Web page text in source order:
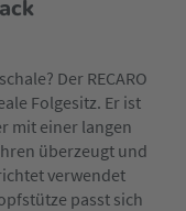
Der RECARO
Folgesitz. Er ist
mit einer langen
überzeugt und
verwendet
passt sich